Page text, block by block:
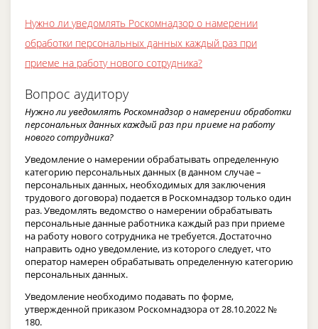
Нужно ли уведомлять Роскомнадзор о намерении
обработки персональных данных каждый раз при
приеме на работу нового сотрудника?
Вопрос аудитору
Нужно ли уведомлять Роскомнадзор о намерении обработки
персональных данных каждый раз при приеме на работу
нового сотрудника?
Уведомление о намерении обрабатывать определенную
категорию персональных данных (в данном случае –
персональных данных, необходимых для заключения
трудового договора) подается в Роскомнадзор только один
раз. Уведомлять ведомство о намерении обрабатывать
персональные данные работника каждый раз при приеме
на работу нового сотрудника не требуется. Достаточно
направить одно уведомление, из которого следует, что
оператор намерен обрабатывать определенную категорию
персональных данных.
Уведомление необходимо подавать по форме,
утвержденной приказом Роскомнадзора от 28.10.2022 №
180.